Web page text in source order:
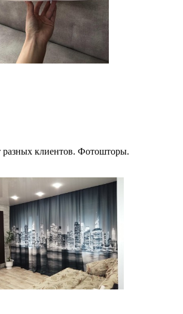
клиентов. Фотошторы.